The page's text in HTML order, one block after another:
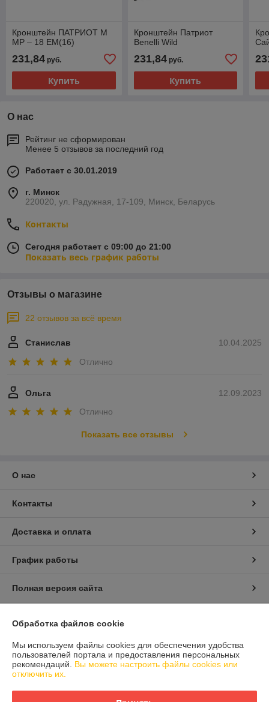
Кронштейн ПАТРИОТ М
МР – 18 ЕМ(16)
231,84 руб.
Купить
Кронштейн Патриот
Benelli Wild
231,84руб.
Купить
О нас
Рейтинг не сформирован
Менее 5 отзывов за последний год
Работает с 30.01.2019
г. Минск
220020, ул. Радужная, 17-109, Минск, Беларусь
Контакты
Сегодня работает с 09:00 до 21:00
Показать весь график работы
Отзывы о магазине
22 отзывов за всё время
10.04.2025
Станислав
Отлично
12.09.2023
Ольга
Отлично
Показать все отзывы
О нас
Контакты
Доставка и оплата
График работы
Полная версия сайта
Сайт создан на платформе Deal.by
Обработка файлов cookie
Мы используем файлы cookies для обеспечения удобства
пользователей портала и предоставления персональных
рекомендаций. Вы можете настроить файлы cookies или
отключить их.